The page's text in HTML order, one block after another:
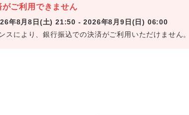
ご利用できません
年8月8日(土) 21:50 - 2026年8月9日(日) 06:00
スにより、銀行振込での決済がご利用いただけません